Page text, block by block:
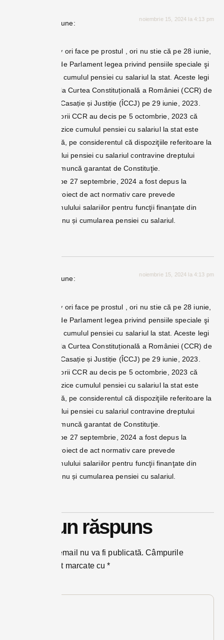
spune: noiembrie 15, 2024 la 4:13 pm
Primarul Lazany ori face pe prostul , ori nu stie că pe 28 iunie,
2023 au trecut de Parlament legea privind pensiile speciale şi
cu legea privind cumulul pensiei cu salariul la stat. Aceste legi
au fost atacate la Curtea Constituțională a României (CCR) de
Înalta Curte de Casație și Justiție (ÎCCJ) pe 29 iunie, 2023.
Asadar, judecătorii CCR au decis pe 5 octombrie, 2023 că
legea care interzice cumulul pensiei cu salariul la stat este
neconstituțională, pe considerentul că dispoziţiile referitoare la
interdicţia cumului pensiei cu salariul contravine dreptului
fundamental la muncă garantat de Constituţie.
De asemenea, pe 27 septembrie, 2024 a fost depus la
Parlament un proiect de act normativ care prevede
interzicerea cumulului salariilor pentru funcţii finanţate din
bugetul se stat, nu și cumularea pensiei cu salariul.
spune: noiembrie 15, 2024 la 4:13 pm
Primarul Lazany ori face pe prostul , ori nu stie că pe 28 iunie,
2023 au trecut de Parlament legea privind pensiile speciale şi
cu legea privind cumulul pensiei cu salariul la stat. Aceste legi
au fost atacate la Curtea Constituțională a României (CCR) de
Înalta Curte de Casație și Justiție (ÎCCJ) pe 29 iunie, 2023.
Asadar, judecătorii CCR au decis pe 5 octombrie, 2023 că
legea care interzice cumulul pensiei cu salariul la stat este
neconstituțională, pe considerentul că dispoziţiile referitoare la
interdicţia cumului pensiei cu salariul contravine dreptului
fundamental la muncă garantat de Constituţie.
De asemenea, pe 27 septembrie, 2024 a fost depus la
Parlament un proiect de act normativ care prevede
interzicerea cumulului salariilor pentru funcţii finanţate din
bugetul se stat, nu și cumularea pensiei cu salariul.
Lasă un răspuns
Adresa ta de email nu va fi publicată. Câmpurile
obligatorii sunt marcate cu*